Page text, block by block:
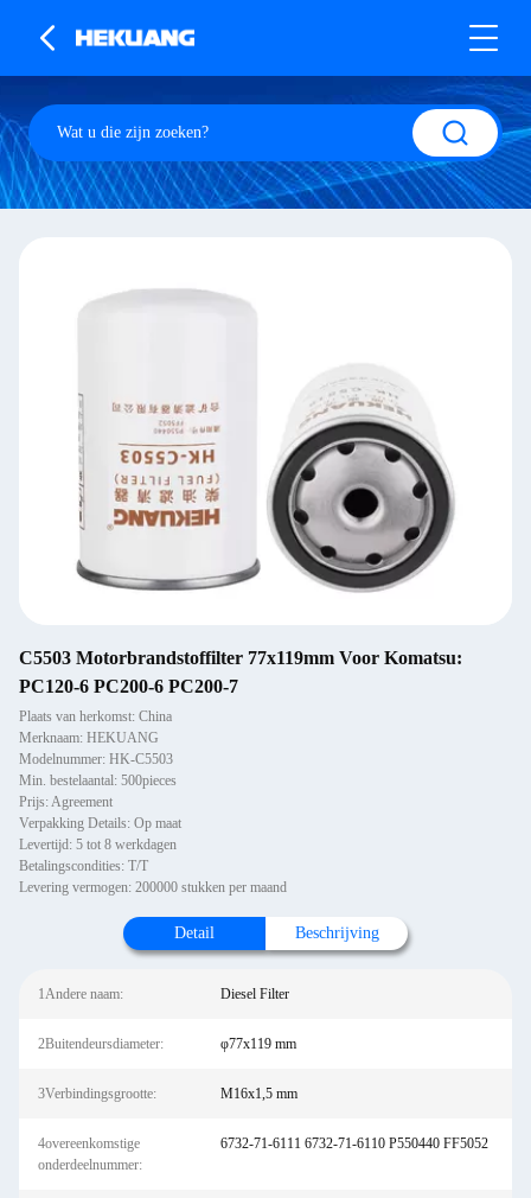
C5503 Motorbrandstoffilter 77x119mm Voor Komatsu:
PC120-6 PC200-6 PC200-7
Plaats van herkomst: China
Merknaam: HEKUANG
Modelnummer: HK-C5503
Min. bestelaantal: 500pieces
Prijs: Agreement
Verpakking Details: Op maat
Levertijd: 5 tot 8 werkdagen
Betalingscondities: T/T
Levering vermogen: 200000 stukken per maand
Detail Beschrijving
1Andere naam: Diesel Filter
2Buitendeursdiameter: φ77x119 mm
3Verbindingsgrootte: M16x1,5 mm
4overeenkomstige
onderdeelnummer:
6732-71-6111 6732-71-6110 P550440 FF5052